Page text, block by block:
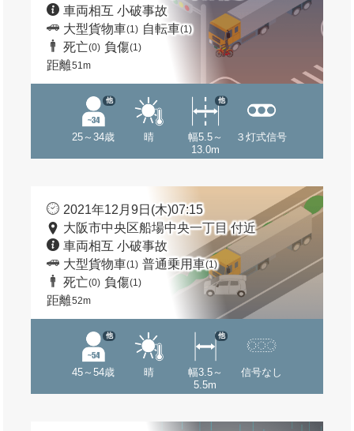
車両相互 小破事故
大型貨物車(1) 自転車(1)
死亡(0) 負傷(1)
距離51m
25～34歳
他
晴
幅5.5～
13.0m
他
３灯式信号
2021年12月9日(木)07:15
大阪市中央区船場中央一丁目 付近
車両相互 小破事故
大型貨物車(1) 普通乗用車(1)
死亡(0) 負傷(1)
距離52m
45～54歳
他
晴
幅3.5～
5.5m
他
信号なし